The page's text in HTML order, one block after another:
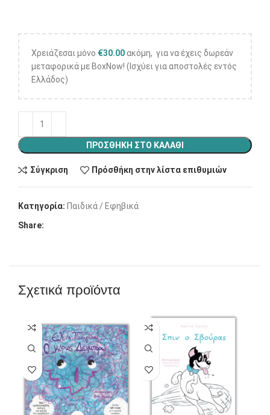
Χρειάζεσαι μόνο €30.00ακόμη, για να έχεις δωρεάν
μεταφορικά με BoxNow! (Ισχύει για αποστολές εντός
Ελλάδος)
ΠΡΟΣΘΉΚΗ ΣΤΟ ΚΑΛΆΘΙ
Σύγκριση Πρόσθήκη στην λίστα επιθυμιών
Κατηγορία: Παιδικά / Εφηβικά
Share:
Σχετικά προϊόντα